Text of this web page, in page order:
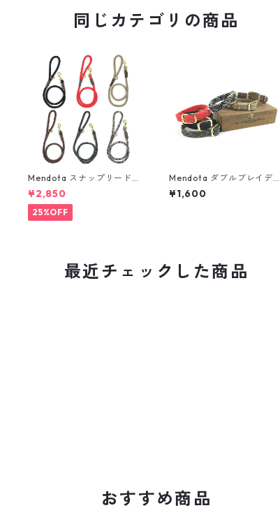
同じカテゴリの商品
Mendota スナップリード・
ロープ（太)
¥2,850
25%OFF
Mendota ダブルブレイデッ
ド 首輪（細)
¥1,600
最近チェックした商品
おすすめ商品